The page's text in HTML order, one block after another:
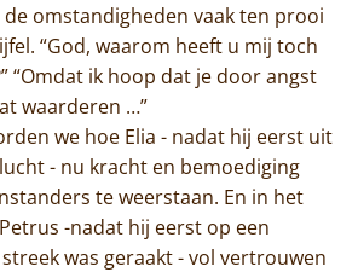
Contact
omstandigheden vaak ten prooi
“God, waarom heeft u mij toch
“Omdat ik hoop dat je door angst
waarderen …”
we hoe Elia - nadat hij eerst uit
- nu kracht en bemoediging
te weerstaan. En in het
-nadat hij eerst op een
was geraakt - vol vertrouwen